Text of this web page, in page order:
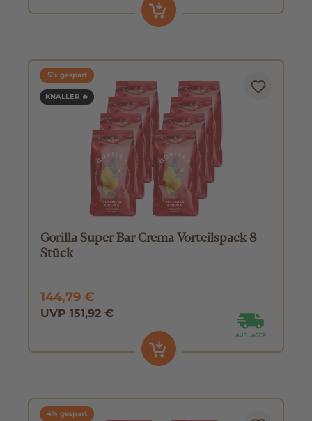
5% gespart
KNALLER 🔥
Gorilla Super Bar Crema Vorteilspack 8
Stück
144,79 €
UVP 151,92 €
4% gespart